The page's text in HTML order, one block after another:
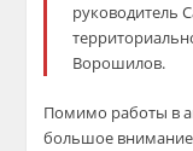
руководитель
Ворошилов.
Помимо работы в
большое внимание